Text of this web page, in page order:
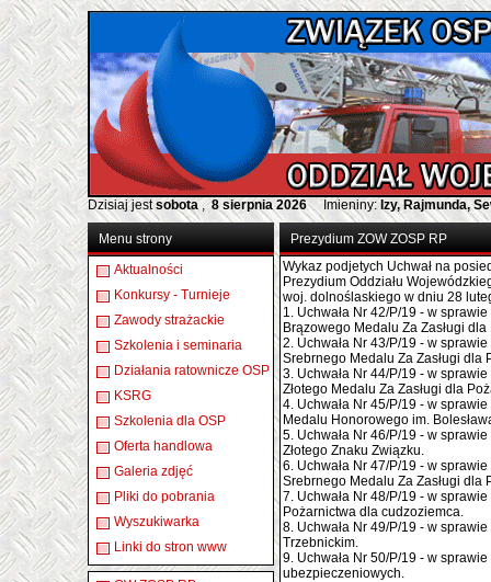
Dzisiaj jestsobota,8 sierpnia 2026 Imieniny: Izy, Rajmunda,
Menu strony
Aktualności
Konkursy - Turnieje
Zawody strażackie
Szkolenia i seminaria
Działania ratownicze OSP
KSRG
Szkolenia dla OSP
Oferta handlowa
Galeria zdjęć
Pliki do pobrania
Wyszukiwarka
Linki do stron www
Prezydium ZOW ZOSP RP
Wykaz podjetych Uchwał na
Prezydium Oddziału
woj. dolnoślaskiego w dniu 28
1. Uchwała Nr 42/P/19 - w
Brązowego Medalu Za Zasługi
2. Uchwała Nr 43/P/19 - w
Srebrnego Medalu Za Zasługi dla
3. Uchwała Nr 44/P/19 - w
Złotego Medalu Za Zasługi dla
4. Uchwała Nr 45/P/19 - w
Medalu Honorowego im.
5. Uchwała Nr 46/P/19 - w
Złotego Znaku Związku.
6. Uchwała Nr 47/P/19 - w
Srebrnego Medalu Za Zasługi dla
7. Uchwała Nr 48/P/19 - w
Pożarnictwa dla cudzoziemca.
8. Uchwała Nr 49/P/19 - w
Trzebnickim.
9. Uchwała Nr 50/P/19 - w
ubezpieczeniowych.